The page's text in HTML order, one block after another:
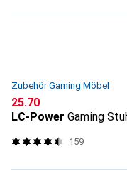
Zubehör Gaming Möbel
CHF
25.70
LC-Power Gaming
159